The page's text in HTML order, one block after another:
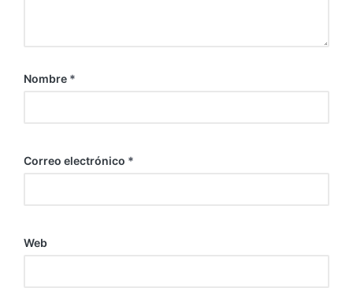
Nombre *
Correo electrónico *
Web